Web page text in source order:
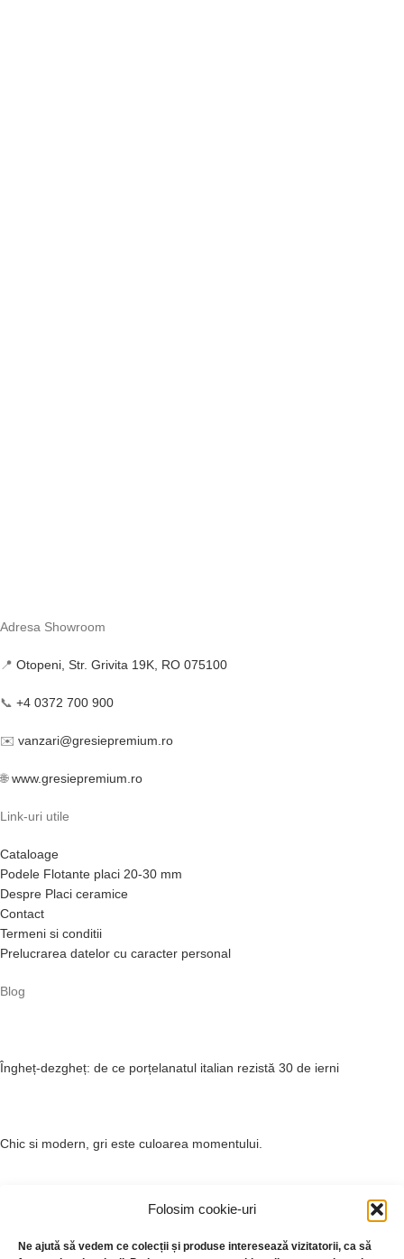
Folosim cookie-uri
Ne ajută să vedem ce colecții și produse interesează vizitatorii, ca să
Adresa Showroom
📍 Otopeni, Str. Grivita 19K, RO 075100
📞 +4 0372 700 900
✉️ vanzari@gresiepremium.ro
🌐www.gresiepremium.ro
Link-uri utile
Cataloage
Podele Flotante placi 20-30 mm
Despre Placi ceramice
Contact
Termeni si conditii
Prelucrarea datelor cu caracter personal
Blog
Îngheț-dezgheț: de ce porțelanatul italian rezistă 30 de ierni
Chic si modern, gri este culoarea momentului.